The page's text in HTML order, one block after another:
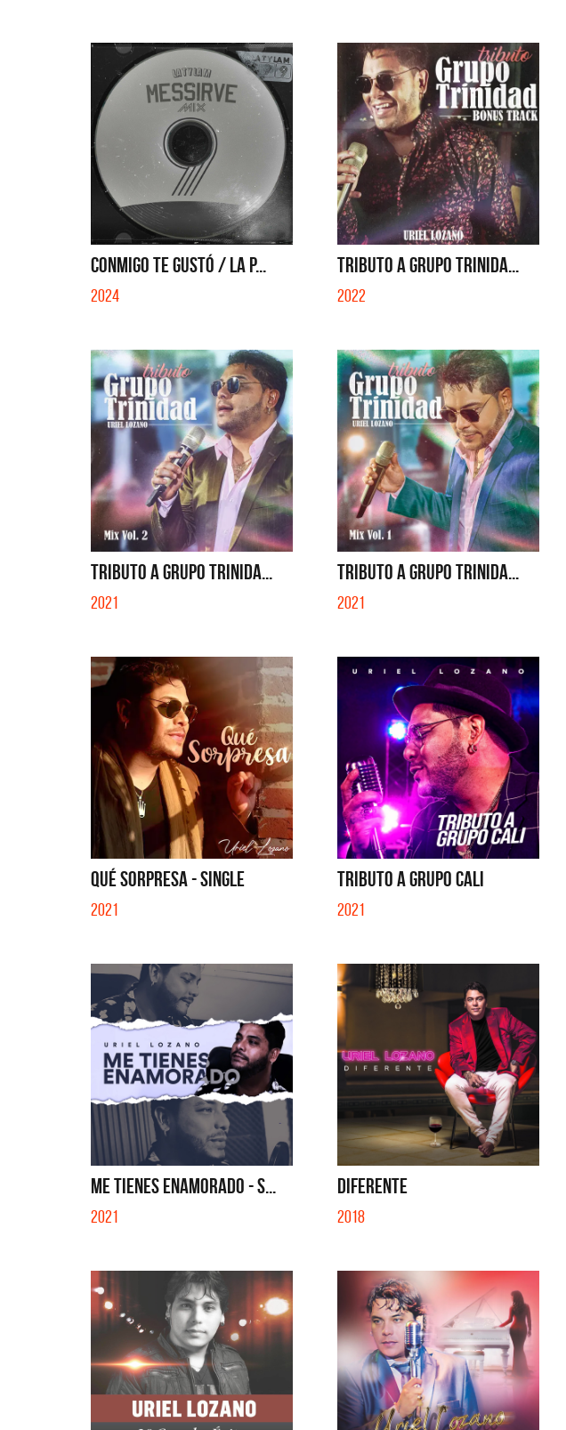
CONMIGO TE GUSTÓ / LA P...
2024
TRIBUTO A GRUPO TRINIDA...
2022
TRIBUTO A GRUPO TRINIDA...
2021
TRIBUTO A GRUPO TRINIDA...
2021
QUÉ SORPRESA - SINGLE
2021
TRIBUTO A GRUPO CALI
2021
ME TIENES ENAMORADO - S...
2021
DIFERENTE
2018
Benito Cerati
EN EL CIBER (LADO BE) - EP
La Muela
QUE NO SE